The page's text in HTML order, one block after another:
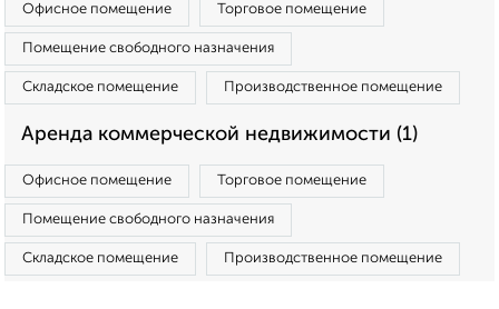
Офисное помещение Торговое помещение
Помещение свободного назначения
Складское помещение Производственное помещение
Аренда коммерческой недвижимости (1)
Офисное помещение Торговое помещение
Помещение свободного назначения
Складское помещение Производственное помещение